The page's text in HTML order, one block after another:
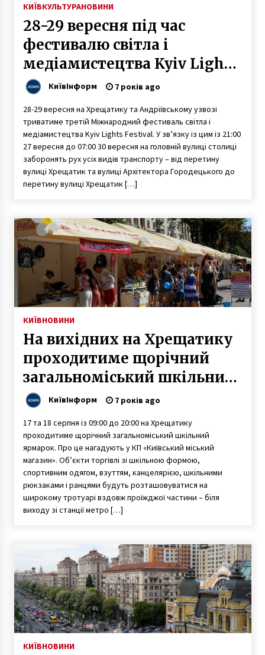
КИЇВКУЛЬТУРАНОВИНИ
28-29 вересня під час
фестивалю світла і
медіамистецтва Kyiv Lights
Festival перекриють
транспортний рух на
Хрещатику
КиївІнформ 7 років ago
28-29 вересня на Хрещатику та Андріївському узвозі
триватиме третій Міжнародний фестиваль світла і
медіамистецтва Kyiv Lights Festival. У зв’язку із цим із 21:00
27 вересня до 07:00 30 вересня на головній вулиці столиці
заборонять рух усіх видів транспорту – від перетину
вулиці Хрещатик та вулиці Архітектора Городецького до
перетину вулиці Хрещатик […]
КИЇВНОВИНИ
На вихідних на Хрещатику
проходитиме щорічний
загальноміський шкільний
ярмарок
КиївІнформ 7 років ago
17 та 18 серпня із 09:00 до 20:00 на Хрещатику
проходитиме щорічний загальноміський шкільний
ярмарок. Про це нагадують у КП «Київський міський
магазин». Об’єкти торгівлі зі шкільною формою,
спортивним одягом, взуттям, канцелярією, шкільними
рюкзаками і ранцями будуть розташовуватися на
широкому тротуарі вздовж проїжджої частини – біля
виходу зі станції метро […]
КИЇВНОВИНИ